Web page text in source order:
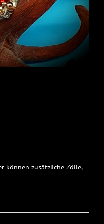
können zusätzliche Zölle,